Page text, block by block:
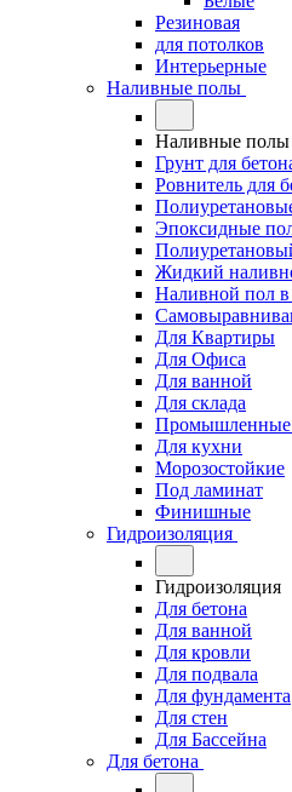
Резиновая
для потолков
Интерьерные
Наливные полы
Наливные полы
Грунт для
Ровнитель для
Эпоксидные
Жидкий
Наливной пол в
Для Квартиры
Для Офиса
Для ванной
Для склада
Промышленные
Для кухни
Морозостойкие
Под ламинат
Финишные
Гидроизоляция
Гидроизоляция
Для бетона
Для ванной
Для кровли
Для подвала
Для фундамента
Для стен
Для Бассейна
Для бетона